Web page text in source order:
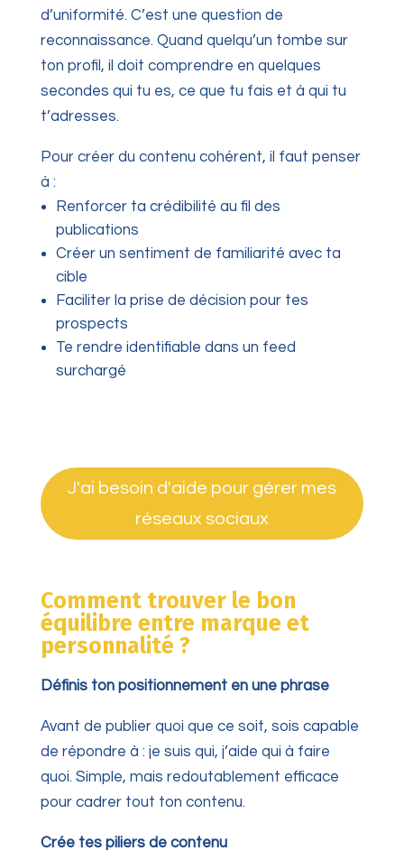
d’uniformité. C’est une question de
reconnaissance. Quand quelqu’un tombe sur
ton profil, il doit comprendre en quelques
secondes qui tu es, ce que tu fais et à qui tu
t’adresses.
Pour créer du contenu cohérent, il faut penser
à :
Renforcer ta crédibilité au fil des
publications
Créer un sentiment de familiarité avec ta
cible
Faciliter la prise de décision pour tes
prospects
Te rendre identifiable dans un feed
surchargé
J'ai besoin d'aide pour gérer mes
réseaux sociaux
Comment trouver le bon
équilibre entre marque et
personnalité ?
Définis ton positionnement en une phrase
Avant de publier quoi que ce soit, sois capable
de répondre à : je suis qui, j’aide qui à faire
quoi. Simple, mais redoutablement efficace
pour cadrer tout ton contenu.
Crée tes piliers de contenu